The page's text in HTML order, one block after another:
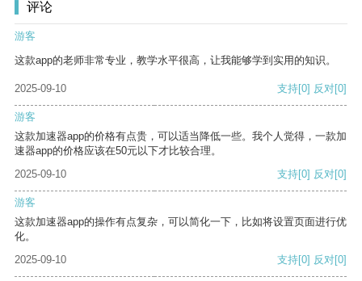
评论
游客
这款app的老师非常专业，教学水平很高，让我能够学到实用的知识。
2025-09-10 支持[0] 反对[0]
游客
这款加速器app的价格有点贵，可以适当降低一些。我个人觉得，一款加
速器app的价格应该在50元以下才比较合理。
2025-09-10
支持[0] 反对[0]
游客
这款加速器app的操作有点复杂，可以简化一下，比如将设置页面进行优
化。
2025-09-10
支持[0] 反对[0]